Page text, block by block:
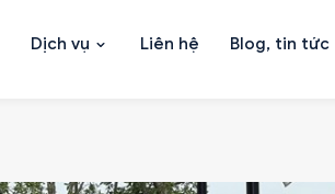
Dịch vụ Liên hệ Blog, tin tức